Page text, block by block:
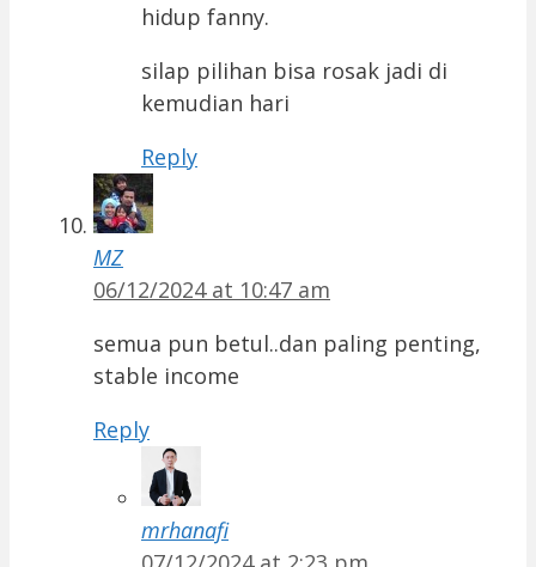
hidup fanny.
silap pilihan bisa rosak jadi di
kemudian hari
Reply
MZ
06/12/2024 at 10:47 am
semua pun betul..dan paling penting,
stable income
Reply
mrhanafi